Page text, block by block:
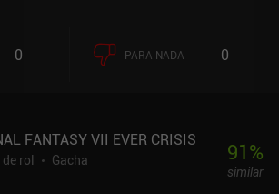
0 PARA NADA 0
FANTASY VII EVER CRISIS
rol
Gacha
91%
similar